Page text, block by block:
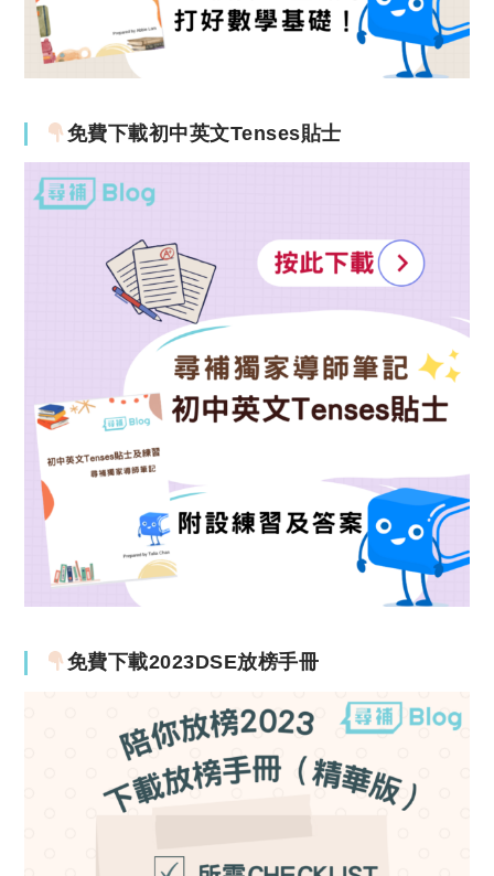
免費下載初中英文Tenses貼士
免費下載2023DSE放榜手冊